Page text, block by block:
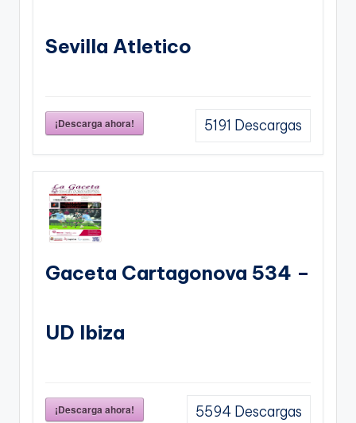
Sevilla Atletico
¡Descarga ahora! 5191 Descargas
Gaceta Cartagonova 534 –
UD Ibiza
¡Descarga ahora! 5594 Descargas